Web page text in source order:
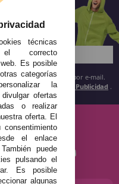
antes
y tendencias por e-mail.
en la Política de Publicidad .
técnicas
correcto
Es posible
categorías
la
ofertas
o realizar
oferta. El
el enlace
puede
pulsando el
Es posible
algunas